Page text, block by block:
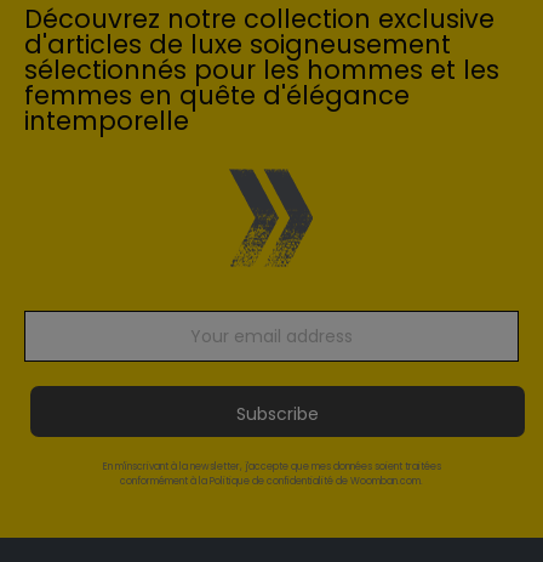
Découvrez notre collection exclusive
d'articles de luxe soigneusement
sélectionnés pour les hommes et les
femmes en quête d'élégance
intemporelle
Subscribe
En m'inscrivant à la newsletter, j'accepte que mes données soient traitées
conformément à la Politique de confidentialité de Woomban.com.